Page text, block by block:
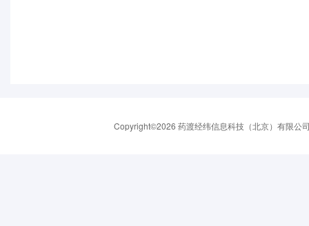
Copyright©2026 药渡经纬信息科技（北京）有限公